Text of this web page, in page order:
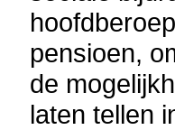
pensioen,
de
laten tellen